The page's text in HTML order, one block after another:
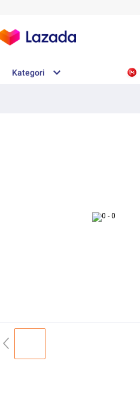
Kategori